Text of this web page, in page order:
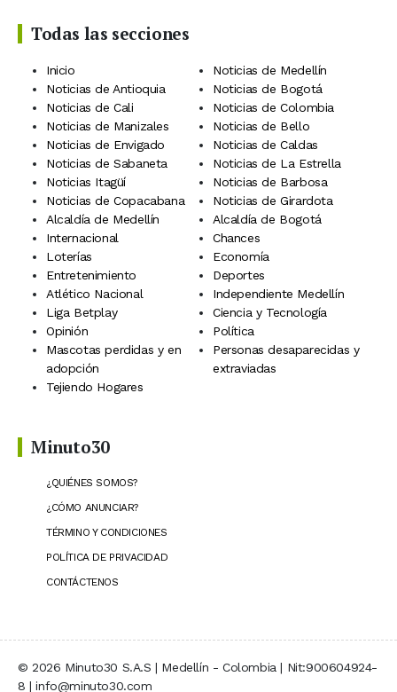
Todas las secciones
Inicio
Noticias de Medellín
Noticias de Antioquia
Noticias de Bogotá
Noticias de Cali
Noticias de Colombia
Noticias de Manizales
Noticias de Bello
Noticias de Envigado
Noticias de Caldas
Noticias de Sabaneta
Noticias de La Estrella
Noticias Itagüí
Noticias de Barbosa
Noticias de Copacabana
Noticias de Girardota
Alcaldía de Medellín
Alcaldía de Bogotá
Internacional
Chances
Loterías
Economía
Entretenimiento
Deportes
Atlético Nacional
Independiente Medellín
Liga Betplay
Ciencia y Tecnología
Opinión
Política
Mascotas perdidas y en
adopción
Personas desaparecidas y
extraviadas
Tejiendo Hogares
Minuto30
¿QUIÉNES SOMOS?
¿CÓMO ANUNCIAR?
TÉRMINO Y CONDICIONES
POLÍTICA DE PRIVACIDAD
CONTÁCTENOS
© 2026 Minuto30 S.A.S | Medellín - Colombia | Nit:900604924-
8 | info@minuto30.com